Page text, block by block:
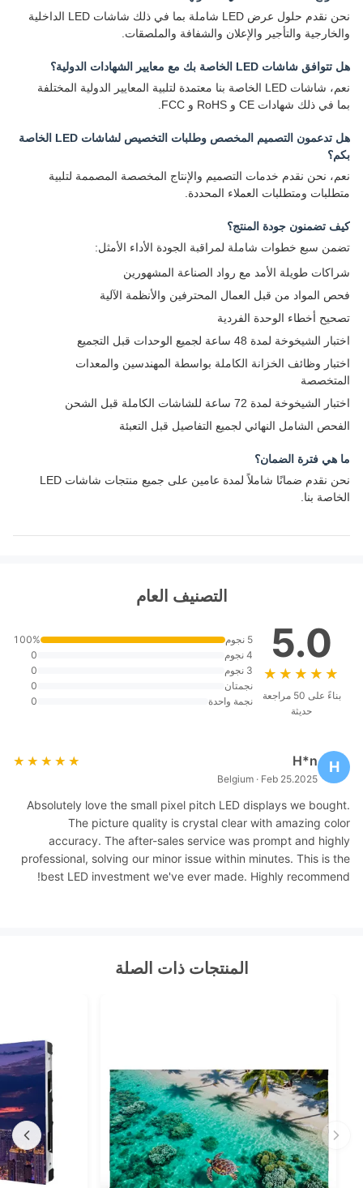
نحن نقدم حلول عرض LED شاملة بما في ذلك شاشات LED الداخلية
والخارجية والتأجير والإعلان والشفافة والملصقات.
هل تتوافق شاشات LED الخاصة بك مع معايير الشهادات الدولية؟
نعم، شاشات LED الخاصة بنا معتمدة لتلبية المعايير الدولية المختلفة
بما في ذلك شهادات CE و RoHS و FCC.
هل تدعمون التصميم المخصص وطلبات التخصيص لشاشات LED الخاصة
بكم؟
نعم، نحن نقدم خدمات التصميم والإنتاج المخصصة المصممة لتلبية
متطلبات ومتطلبات العملاء المحددة.
كيف تضمنون جودة المنتج؟
تضمن سبع خطوات شاملة لمراقبة الجودة الأداء الأمثل:
شراكات طويلة الأمد مع رواد الصناعة المشهورين
فحص المواد من قبل العمال المحترفين والأنظمة الآلية
تصحيح أخطاء الوحدة الفردية
اختبار الشيخوخة لمدة 48 ساعة لجميع الوحدات قبل التجميع
اختبار وظائف الخزانة الكاملة بواسطة المهندسين والمعدات
المتخصصة
اختبار الشيخوخة لمدة 72 ساعة للشاشات الكاملة قبل الشحن
الفحص الشامل النهائي لجميع التفاصيل قبل التعبئة
ما هي فترة الضمان؟
نحن نقدم ضمانًا شاملاً لمدة عامين على جميع منتجات شاشات LED
الخاصة بنا.
التصنيف العام
5.0
★★★★★
★★★★★
بناءً على 50 مراجعة
حديثة
5 نجوم
100%
4 نجوم
0
3 نجوم
0
نجمتان
0
نجمة واحدة
0
H
H*n
Belgium · Feb 25.2025
★★★★★
★★★★★
Absolutely love the small pixel pitch LED displays we bought.
The picture quality is crystal clear with amazing color
accuracy. The after-sales service was prompt and highly
professional, solving our minor issue within minutes. This is the
best LED investment we've ever made. Highly recommend!
المنتجات ذات الصلة